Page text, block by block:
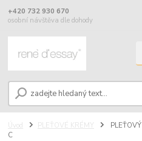
+420 732 930 670
osobní návštěva dle dohody
Úvod PLEŤOVÉ KRÉMY
C